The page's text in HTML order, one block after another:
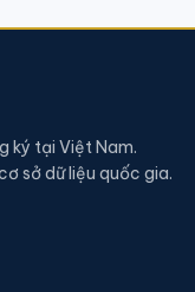
ký tại Việt Nam.
sở dữ liệu quốc gia.